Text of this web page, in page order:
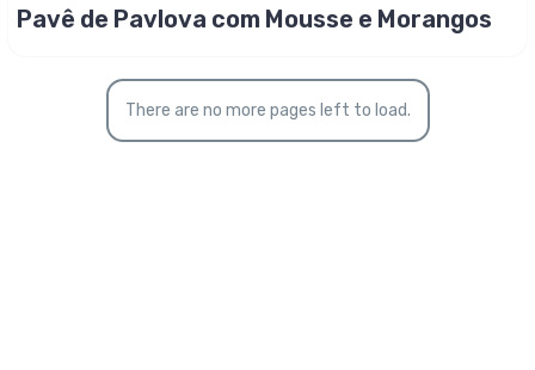
Pavê de Pavlova com Mousse e Morangos
There are no more pages left to load.